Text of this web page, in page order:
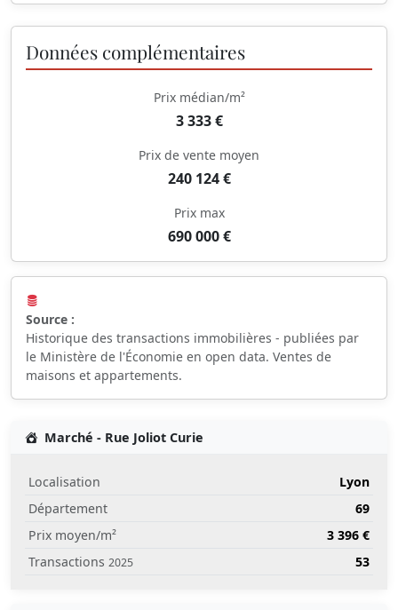
Données complémentaires
Prix médian/m²
3 333 €
Prix de vente moyen
240 124 €
Prix max
690 000 €
Source :
Historique des transactions immobilières - publiées par
le Ministère de l'Économie en open data. Ventes de
maisons et appartements.
Marché - Rue Joliot Curie
Localisation
Lyon
Département
69
Prix moyen/m²
3 396 €
Transactions 2025 53